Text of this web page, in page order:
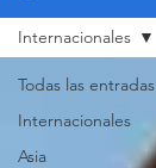
Todas las entradas
Internacionales
Asia
Internacionales